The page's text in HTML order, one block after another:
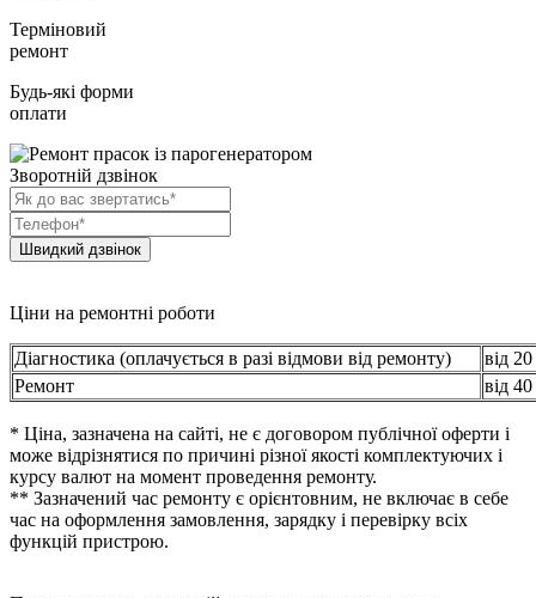
Терміновий
ремонт
Будь-які форми
оплати
Зворотній дзвінок
Ціни на ремонтні роботи
Діагностика (оплачується в разі відмови від ремонту)
від
Ремонт
від
* Ціна, зазначена на сайті, не є договором публічної оферти і
може відрізнятися по причині різної якості комплектуючих і
курсу валют на момент проведення ремонту.
** Зазначений час ремонту є орієнтовним, не включає в себе
час на оформлення замовлення, зарядку і перевірку всіх
функцій пристрою.